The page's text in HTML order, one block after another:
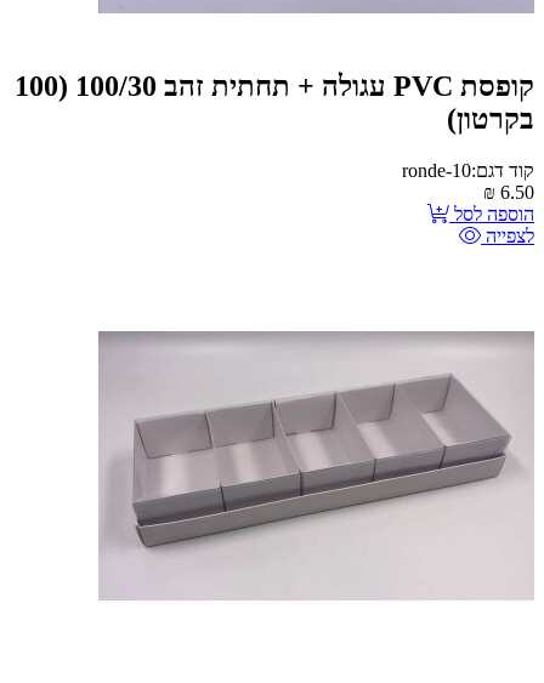
קופסת PVC עגולה + תחתית זהב 100/30 (100
בקרטון)
קוד דגם:ronde-10
6.50
₪
הוספה לסל
לצפייה